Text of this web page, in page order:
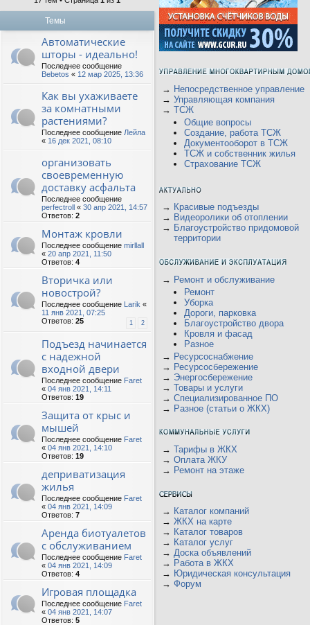
Темы
Автоматические
шторы - идеально!
Последнее сообщение
Bebetos « 12 мар 2025, 13:36
Как вы ухаживаете
за комнатными
растениями?
Последнее сообщение Лейла
« 16 дек 2021, 08:10
организовать
своевременную
доставку асфальта
Последнее сообщение
perfectroll « 30 апр 2021, 14:57
Ответов: 2
Монтаж кровли
Последнее сообщение mirllall
« 20 апр 2021, 11:50
Ответов: 4
Вторичка или
новострой?
Последнее сообщение Larik «
11 янв 2021, 07:25
Ответов: 25 1 2
Подъезд начинается
с надежной
входной двери
Последнее сообщение Faret
« 04 янв 2021, 14:11
Ответов: 19
Защита от крыс и
мышей
Последнее сообщение Faret
« 04 янв 2021, 14:10
Ответов: 19
деприватизация
жилья
Последнее сообщение Faret
« 04 янв 2021, 14:09
Ответов: 7
Аренда биотуалетов
с обслуживанием
Последнее сообщение Faret
« 04 янв 2021, 14:09
Ответов: 4
Игровая площадка
Последнее сообщение Faret
« 04 янв 2021, 14:07
Ответов: 5
→ Непосредственное управление
→ Управляющая компания
→ ТСЖ
Общие вопросы
Создание, работа ТСЖ
Документооборот в ТСЖ
ТСЖ и собственник жилья
Страхование ТСЖ
→ Красивые подъезды
→ Видеоролики об отоплении
→ Благоустройство придомовой
территории
→ Ремонт и обслуживание
Ремонт
Уборка
Дороги, парковка
Благоустройство двора
Кровля и фасад
Разное
→ Ресурсоснабжение
→ Ресурсосбережение
→ Энергосбережение
→ Товары и услуги
→ Специализированное ПО
→ Разное (статьи о ЖКХ)
→ Тарифы в ЖКХ
→ Оплата ЖКУ
→ Ремонт на этаже
→ Каталог компаний
→ ЖКХ на карте
→ Каталог товаров
→ Каталог услуг
→ Доска объявлений
→ Работа в ЖКХ
→ Юридическая консультация
→ Форум